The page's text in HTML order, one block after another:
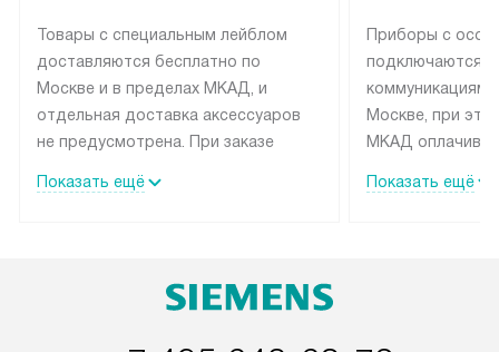
Товары с специальным лейблом
доставляются бесплатно по
Москве и в пределах МКАД, и
отдельная доставка аксессуаров
не предусмотрена. При заказе
рекомендуем обсудить с
быть отправлены покупателю в
Показать ещё
Приборы с
подключаются к
коммуникациям
Москве, при
МКАД
партнера
Показать ещё